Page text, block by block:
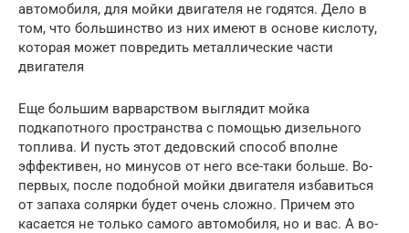
автомобиля, для мойки двигателя не годятся. Дело в
том, что большинство из них имеют в основе кислоту,
которая может повредить металлические части
двигателя
Еще большим варварством выглядит мойка
подкапотного пространства с помощью дизельного
топлива. И пусть этот дедовский способ вполне
эффективен, но минусов от него все-таки больше. Во-
первых, после подобной мойки двигателя избавиться
от запаха солярки будет очень сложно. Причем это
касается не только самого автомобиля, но и вас. А во-